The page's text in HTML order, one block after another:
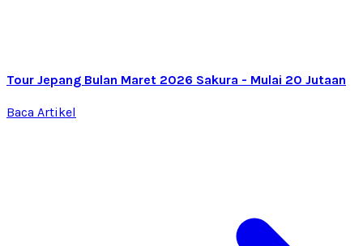
Tour Jepang Bulan Maret 2026 Sakura - Mulai 20 Jutaan
Baca Artikel